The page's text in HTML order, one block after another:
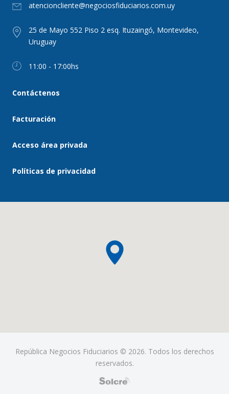
atencioncliente@negociosfiduciarios.com.uy
25 de Mayo 552 Piso 2 esq. Ituzaingó, Montevideo,
Uruguay
11:00 - 17:00hs
Contáctenos
Facturación
Acceso área privada
Políticas de privacidad
República Negocios Fiduciarios © 2026. Todos los derechos
reservados.